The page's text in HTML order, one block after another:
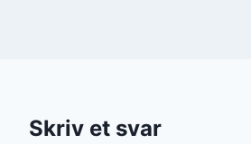
Skriv et svar